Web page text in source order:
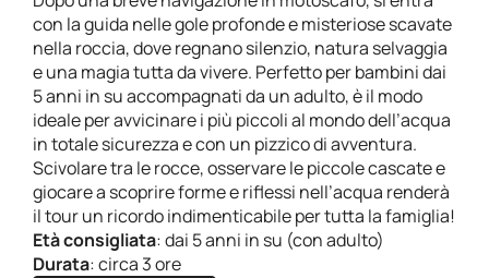
con la guida nelle gole profonde e misteriose scavate
nella roccia, dove regnano silenzio, natura selvaggia
e una magia tutta da vivere. Perfetto per bambini dai
5 anni in su accompagnati da un adulto, è il modo
ideale per avvicinare i più piccoli al mondo dell’acqua
in totale sicurezza e con un pizzico di avventura.
Scivolare tra le rocce, osservare le piccole cascate e
giocare a scoprire forme e riflessi nell’acqua renderà
il tour un ricordo indimenticabile per tutta la famiglia!
Età consigliata: dai 5 anni in su (con adulto)
Durata: circa 3 ore